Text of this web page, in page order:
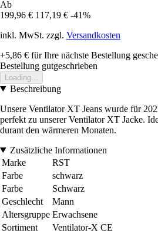
Ab
199,96 € 117,19 € -41%
inkl. MwSt. zzgl. Versandkosten
+5,86 € für Ihre nächste Bestellung
Bestellung gutgeschrieben
Loading...
Beschreibung
Unsere Ventilator XT Jeans wurde für
perfekt zu unserer Ventilator XT Jacke.
durant den wärmeren Monaten.
Zusätzliche Informationen
Marke
RST
Farbe
schwarz
Farbe
Schwarz
Geschlecht
Mann
Altersgruppe Erwachsene
Sortiment
Ventilator-X CE